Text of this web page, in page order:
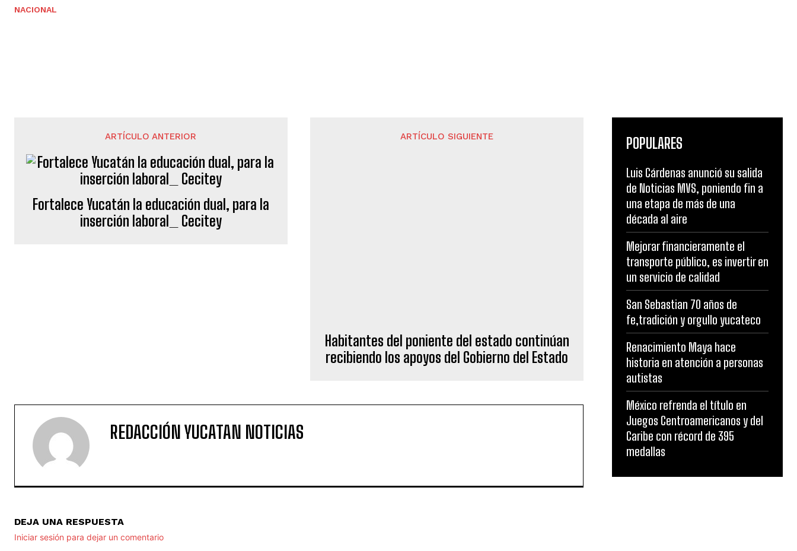
NACIONAL
ARTÍCULO ANTERIOR
Fortalece Yucatán la educación dual, para la
inserción laboral_ Cecitey
ARTÍCULO SIGUIENTE
DEJA UNA RESPUESTA
Iniciar sesión para dejar un comentario
POPULARES
Luis Cárdenas anunció su salida
de Noticias MVS, poniendo fin a
una etapa de más de una
década al aire
Mejorar financieramente el
transporte público, es invertir en
un servicio de calidad
San Sebastian 70 años de
fe,tradición y orgullo yucateco
Renacimiento Maya hace
historia en atención a personas
autistas
México refrenda el título en
Juegos Centroamericanos y del
Caribe con récord de 395
medallas